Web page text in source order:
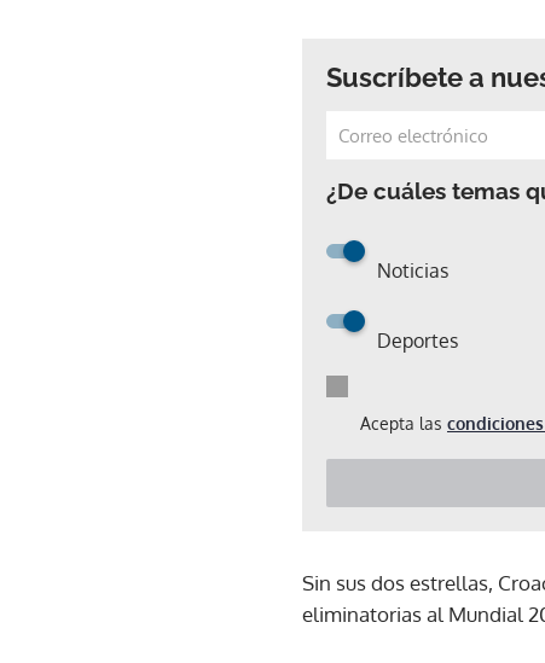
Suscríbete a
¿De cuáles temas
Noticias
Deportes
Acepta las
Sin sus dos estrellas,
eliminatorias al Mundial